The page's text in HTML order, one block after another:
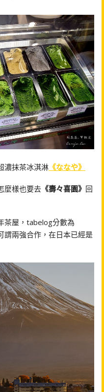
濃抹茶冰淇淋 《ななや》
麼樣也要去 《壽々喜園》 回
茶屋，tabelog分數為
謂兩強合作，在日本已經是